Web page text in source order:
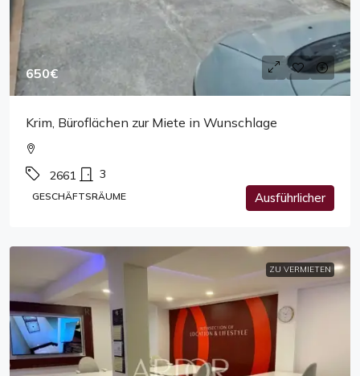
650€
Krim, Büroflächen zur Miete in Wunschlage
2661 3
GESCHÄFTSRÄUME Ausführlicher
ZU VERMIETEN